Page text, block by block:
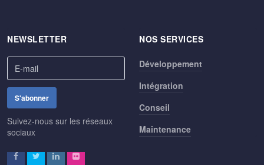
NEWSLETTER
Suivez-nous sur les réseaux
sociaux
NOS SERVICES
Développement
Intégration
Conseil
Maintenance